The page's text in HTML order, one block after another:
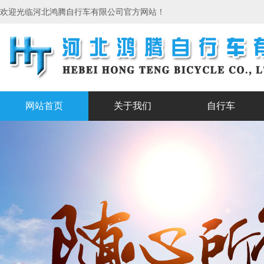
欢迎光临河北鸿腾自行车有限公司官方网站！
网站首页 关于我们 自行车